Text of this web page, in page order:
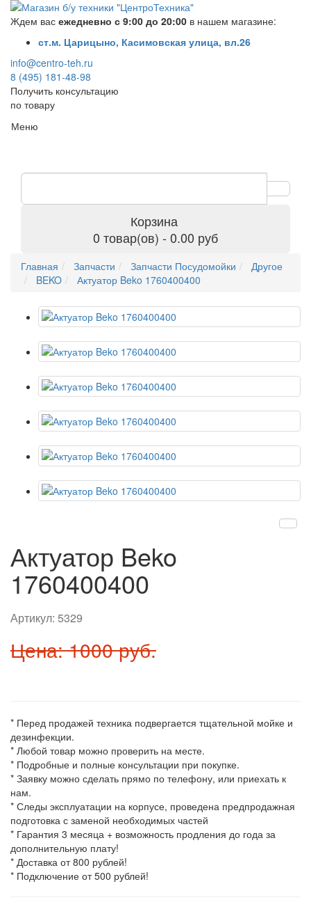
Ждем вас ежедневно с 9:00 до 20:00 в нашем магазине:
ст.м. Царицыно, Касимовская улица, вл.26
info@centro-teh.ru
8 (495) 181-48-98
Получить консультацию
по товару
Меню
Корзина
0 товар(ов) - 0.00 руб
Главная Запчасти Запчасти Посудомойки
Другое
BEKO
Актуатор Beko 1760400400
Актуатор Beko
1760400400
Артикул: 5329
Цена: 1000 руб.
* Перед продажей техника подвергается тщательной мойке и
дезинфекции.
* Любой товар можно проверить на месте.
* Подробные и полные консультации при покупке.
* Заявку можно сделать прямо по телефону, или приехать к
нам.
* Следы эксплуатации на корпусе, проведена предпродажная
подготовка с заменой необходимых частей
* Гарантия 3 месяца + возможность продления до года за
дополнительную плату!
* Доставка от 800 рублей!
* Подключение от 500 рублей!